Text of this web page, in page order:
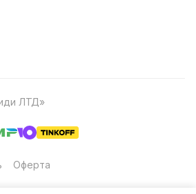
ЛТД»
Оферта